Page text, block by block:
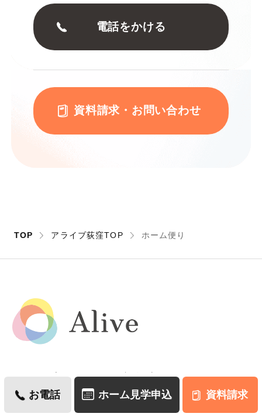
電話をかける
資料請求・お問い合わせ
TOP アライブ荻窪TOP ホーム便り
アライブのケア 認知症ケアについて
ご家族の声 ホームを探す
お電話 ホーム見学申込 資料請求